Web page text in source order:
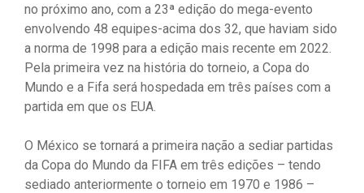
no próximo ano, com a 23ª edição do mega-evento
envolvendo 48 equipes-acima dos 32, que haviam sido
a norma de 1998 para a edição mais recente em 2022.
Pela primeira vez na história do torneio, a Copa do
Mundo e a Fifa será hospedada em três países com a
partida em que os EUA.
O México se tornará a primeira nação a sediar partidas
da Copa do Mundo da FIFA em três edições – tendo
sediado anteriormente o torneio em 1970 e 1986 –